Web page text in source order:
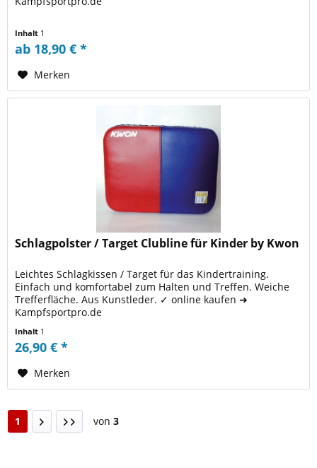
Inhalt 1
ab 18,90 € *
Merken
Schlagpolster / Target Clubline für Kinder by Kwon
Leichtes Schlagkissen / Target für das Kindertraining.
Einfach und komfortabel zum Halten und Treffen. Weiche
Trefferfläche. Aus Kunstleder. ✓ online kaufen ➜
Kampfsportpro.de
Inhalt 1
26,90 € *
Merken
1 von 3